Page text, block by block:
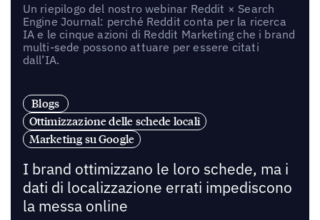
Un riepilogo del nostro webinar Reddit × Search
Engine Journal: perché Reddit conta per la ricerca
IA e le cinque azioni di Reddit Marketing che i brand
multi-sede possono attuare per essere citati
dall’IA.
Blogs
Ottimizzazione delle schede locali
Marketing su Google
I brand ottimizzano le loro schede, ma i
dati di localizzazione errati impediscono
la messa online